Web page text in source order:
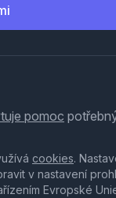
pomoc
cookies.
v nastavení
Evropské